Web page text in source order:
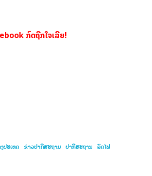
ກົດຖືກໃຈເລີຍ!
ປະເທດ ຂ່າວປາກີສະຖານ ປາກີສະຖານ
ລົດໄຟ